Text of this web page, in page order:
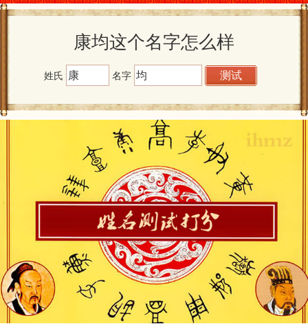
康均这个名字怎么样
姓氏 名字